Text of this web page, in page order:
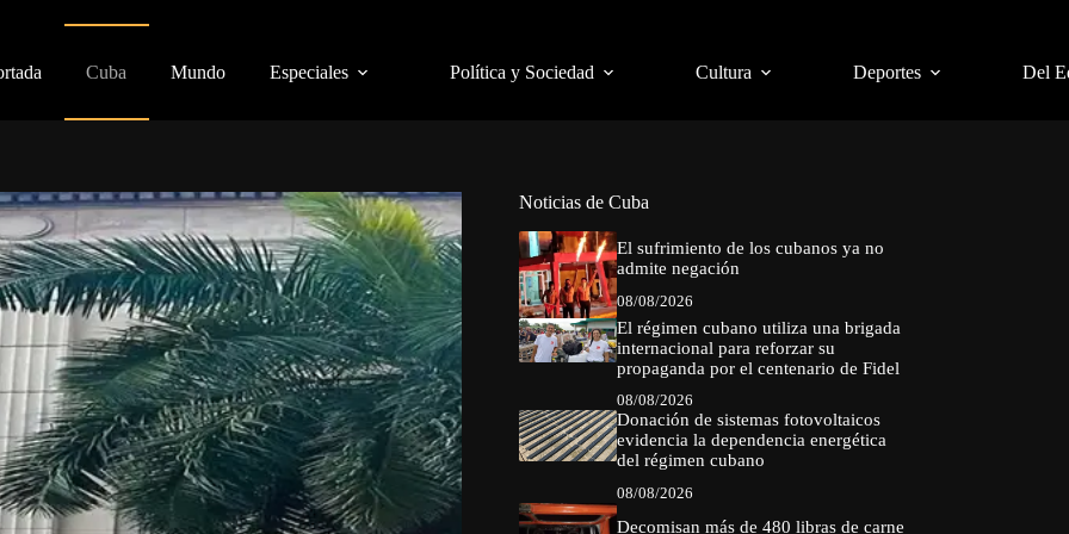
Cuba Mundo Especiales Política y Sociedad Cultura Deportes Del
Noticias de Cuba
El sufrimiento de los cubanos ya no
admite negación
08/08/2026
El régimen cubano utiliza una brigada
internacional para reforzar su
propaganda por el centenario de Fidel
08/08/2026
Donación de sistemas fotovoltaicos
evidencia la dependencia energética
del régimen cubano
08/08/2026
Decomisan más de 480 libras de carne